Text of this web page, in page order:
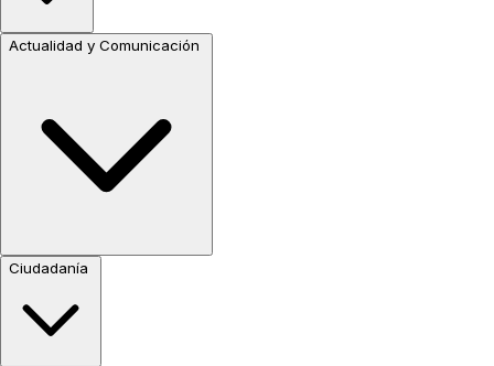
Actualidad y Comunicación
Ciudadanía